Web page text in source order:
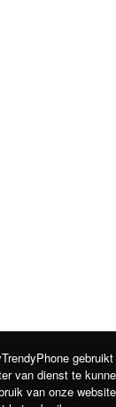
PRIVACYBELEID
gebruikt
van dienst te
van onze